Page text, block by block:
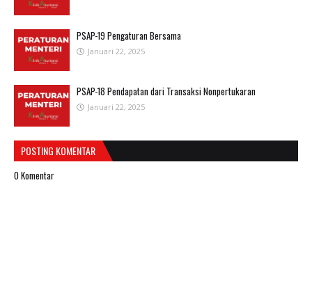
PSAP-19 Pengaturan Bersama
Januari 22, 2025
PSAP-18 Pendapatan dari Transaksi Nonpertukaran
Januari 22, 2025
POSTING KOMENTAR
0 Komentar